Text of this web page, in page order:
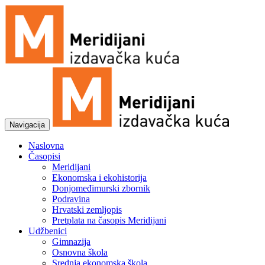
Navigacija
Naslovna
Časopisi
Meridijani
Ekonomska i ekohistorija
Donjomeđimurski zbornik
Podravina
Hrvatski zemljopis
Pretplata na časopis Meridijani
Udžbenici
Gimnazija
Osnovna škola
Srednja ekonomska škola